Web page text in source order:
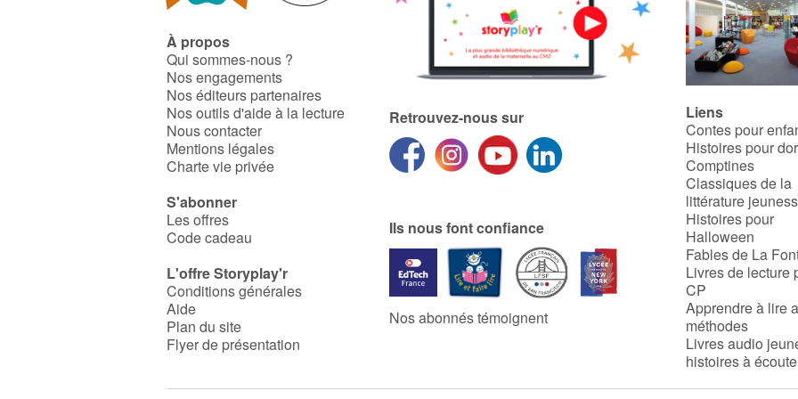
la marmotte chute à 8
degrés.
Le hérisson peut rester une
heure sans respirer...
À propos
Qui sommes-nous ?
Nos engagements
Nos éditeurs partenaires
Nos outils d'aide à la lecture
Nous contacter
Mentions légales
Charte vie privée
S'abonner
Les offres
Code cadeau
L'offre Storyplay'r
Conditions générales
Aide
Plan du site
Flyer de présentation
Retrouvez-nous sur
Ils nous font confiance
Nos abonnés témoignent
Liens
Contes pour
Histoires pour
Comptines
Classiques de la
littérature
Histoires pour
Halloween
Fables de La
Livres de lecture
CP
Apprendre à lire
méthodes
Livres audio
histoires à